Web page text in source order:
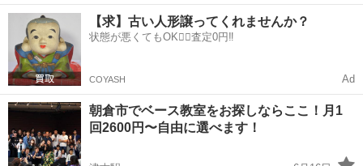
MUSIC SCHOOLがおすすめです。 大刀洗町にお住いの方はもちろ
ん、久留米市、小郡市、鳥栖市、朝倉市、甘木市などの方面からも通
いやすい場...
福岡 三井郡 今隈駅 ボーカル DTM
【求】古い人形譲ってくれませんか？
状態が悪くてもOK🙆‍♀️査定0円‼️
COYASH Ad
朝倉市でベース教室をお探しならここ！月1
回2600円〜自由に選べます！